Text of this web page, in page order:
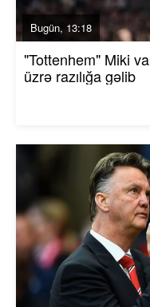
Bugün, 13:18
"Tottenhem" Miki
üzrə razılığa gəlib